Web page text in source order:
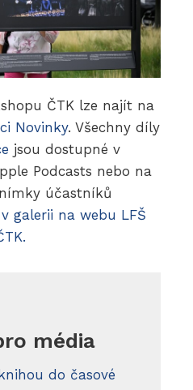
ČTK lze najít na
Novinky. Všechny díly
jsou dostupné v
Podcasts nebo na
účastníků
v galerii na webu LFŠ
média
do časové